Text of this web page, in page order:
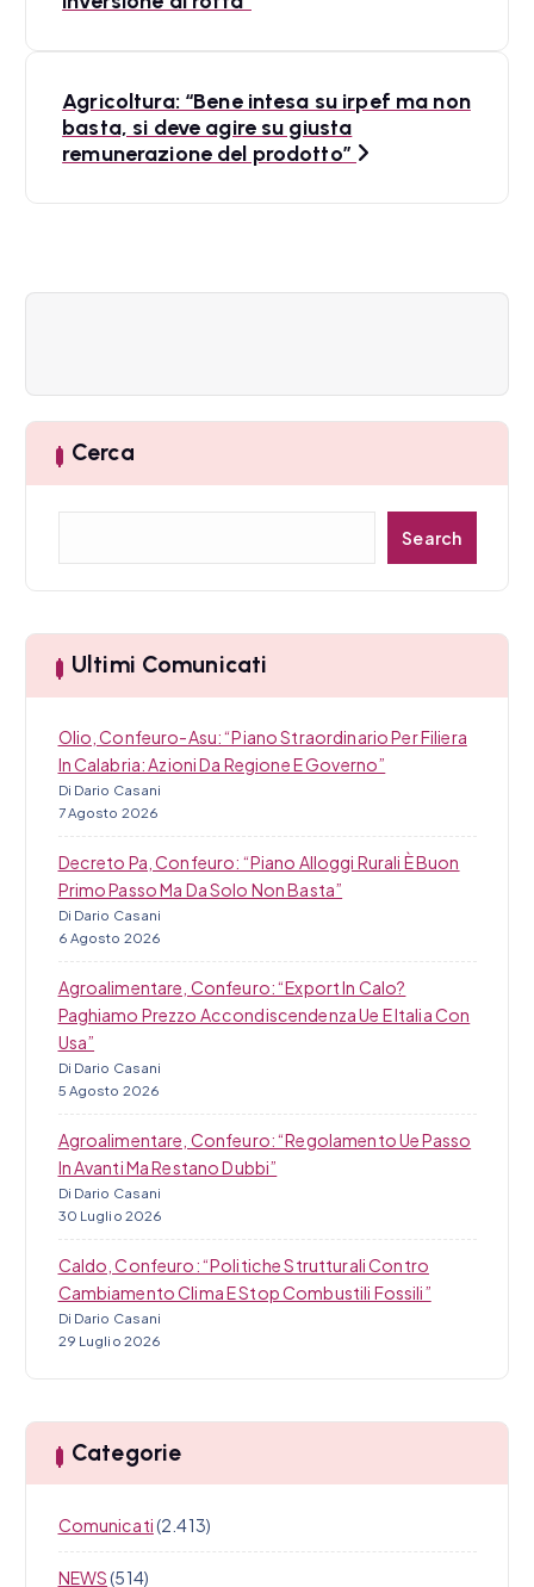
i
e
o
Agricoltura: “Bene intesa su irpef ma non
basta, si deve agire su giusta
remunerazione del prodotto”
Cerca
a
Search
Ultimi Comunicati
Olio, Confeuro-Asu: “Piano Straordinario Per Filiera
In Calabria: Azioni Da Regione E Governo”
Di Dario Casani
7 Agosto 2026
Decreto Pa, Confeuro: “Piano Alloggi Rurali È Buon
Primo Passo Ma Da Solo Non Basta”
Di Dario Casani
6 Agosto 2026
Agroalimentare, Confeuro: “Export In Calo?
Paghiamo Prezzo Accondiscendenza Ue E Italia Con
Usa”
Di Dario Casani
5 Agosto 2026
Agroalimentare, Confeuro: “Regolamento Ue Passo
In Avanti Ma Restano Dubbi”
Di Dario Casani
30 Luglio 2026
Caldo, Confeuro: “Politiche Strutturali Contro
Cambiamento Clima E Stop Combustili Fossili”
Di Dario Casani
29 Luglio 2026
Categorie
Comunicati(2.413)
NEWS(514)